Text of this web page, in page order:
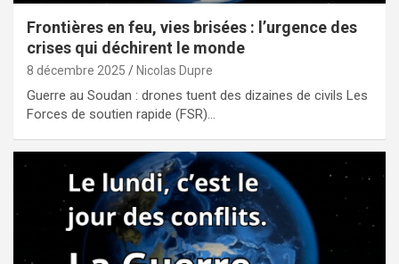
Frontières en feu, vies brisées : l’urgence des
crises qui déchirent le monde
8 décembre 2025 Nicolas Dupre
Guerre au Soudan : drones tuent des dizaines de civils Les
Forces de soutien rapide (FSR)…